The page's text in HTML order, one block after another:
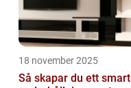
18 november 2025
Så skapar du ett smart